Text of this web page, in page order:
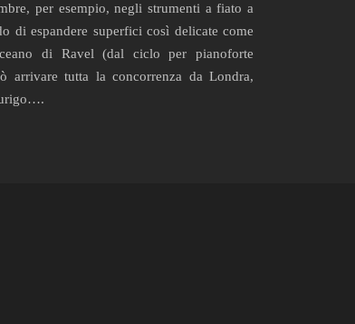
per esempio, negli strumenti a fiato a
di espandere superfici così delicate come
di Ravel (dal ciclo per pianoforte
arrivare tutta la concorrenza da Londra,